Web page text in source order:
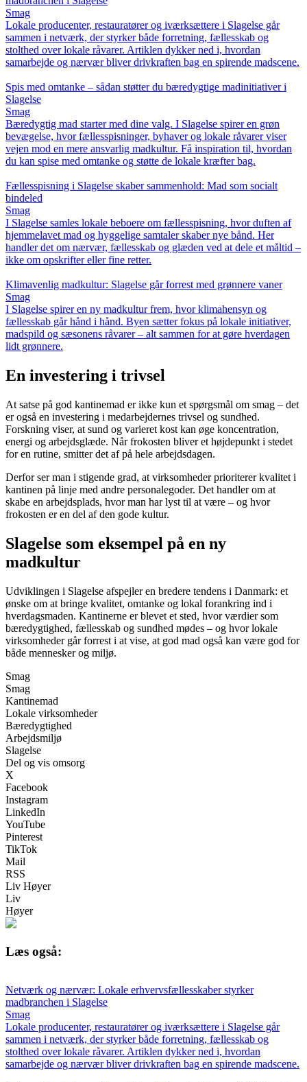
Smag
Lokale producenter, restauratører og iværksættere i Slagelse går
sammen i netværk, der styrker både forretning, fællesskab og
stolthed over lokale råvarer. Artiklen dykker ned i, hvordan
samarbejde og nærvær bliver drivkraften bag en spirende madscene.
Spis med omtanke – sådan støtter du bæredygtige madinitiativer i
Slagelse
Smag
Bæredygtig mad starter med dine valg. I Slagelse spirer en grøn
bevægelse, hvor fællesspisninger, byhaver og lokale råvarer viser
vejen mod en mere ansvarlig madkultur. Få inspiration til, hvordan
du kan spise med omtanke og støtte de lokale kræfter bag.
Fællesspisning i Slagelse skaber sammenhold: Mad som socialt
bindeled
Smag
I Slagelse samles lokale beboere om fællesspisning, hvor duften af
hjemmelavet mad og hyggelige samtaler skaber nye bånd. Her
handler det om nærvær, fællesskab og glæden ved at dele et måltid –
ikke om opskrifter eller fine retter.
Klimavenlig madkultur: Slagelse går forrest med grønnere vaner
Smag
I Slagelse spirer en ny madkultur frem, hvor klimahensyn og
fællesskab går hånd i hånd. Byen sætter fokus på lokale initiativer,
madspild og sæsonens råvarer – alt sammen for at gøre hverdagen
lidt grønnere.
En investering i trivsel
At satse på god kantinemad er ikke kun et spørgsmål om smag – det
er også en investering i medarbejdernes trivsel og sundhed.
Forskning viser, at sund og varieret kost kan øge koncentration,
energi og arbejdsglæde. Når frokosten bliver et højdepunkt i stedet
for en rutine, smitter det af på hele arbejdsdagen.
Derfor ser man i stigende grad, at virksomheder prioriterer kvalitet i
kantinen på linje med andre personalegoder. Det handler om at
skabe en arbejdsplads, hvor man har lyst til at være – og hvor
frokosten er en del af den gode kultur.
Slagelse som eksempel på en ny
madkultur
Udviklingen i Slagelse afspejler en bredere tendens i Danmark: et
ønske om at bringe kvalitet, omtanke og lokal forankring ind i
hverdagsmaden. Kantinerne er blevet et sted, hvor værdier som
bæredygtighed, fællesskab og sundhed mødes – og hvor lokale
virksomheder går forrest i at vise, at god mad også kan være god for
både mennesker og miljø.
Smag
Smag
Kantinemad
Lokale virksomheder
Bæredygtighed
Arbejdsmiljø
Slagelse
Del og vis omsorg
X
Facebook
Instagram
LinkedIn
YouTube
Pinterest
TikTok
Mail
RSS
Liv Høyer
Liv
Høyer
Læs også:
Netværk og nærvær: Lokale erhvervsfællesskaber styrker
madbranchen i Slagelse
Smag
Lokale producenter, restauratører og iværksættere i Slagelse går
sammen i netværk, der styrker både forretning, fællesskab og
stolthed over lokale råvarer. Artiklen dykker ned i, hvordan
samarbejde og nærvær bliver drivkraften bag en spirende madscene.